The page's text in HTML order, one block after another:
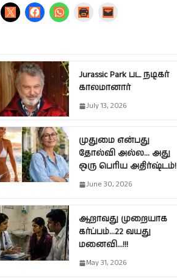
Jurassic Park பட நடிகர்
காலமானார்
July 13, 2026
முதுமை என்பது
தோல்வி அல்ல… அது
ஒரு பெரிய அதிர்ஷ்டம்!
June 30, 2026
ஆறாவது முறையாக
கர்ப்பம்…22 வயது
மனைவி…!!!
May 31, 2026